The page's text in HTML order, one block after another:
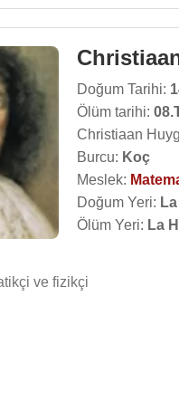
Doğum Tarihi:
Ölüm tarihi:
Christiaan
Burcu: Koç
Meslek:
Doğum Yeri:
Ölüm Yeri: La
ve fizikçi